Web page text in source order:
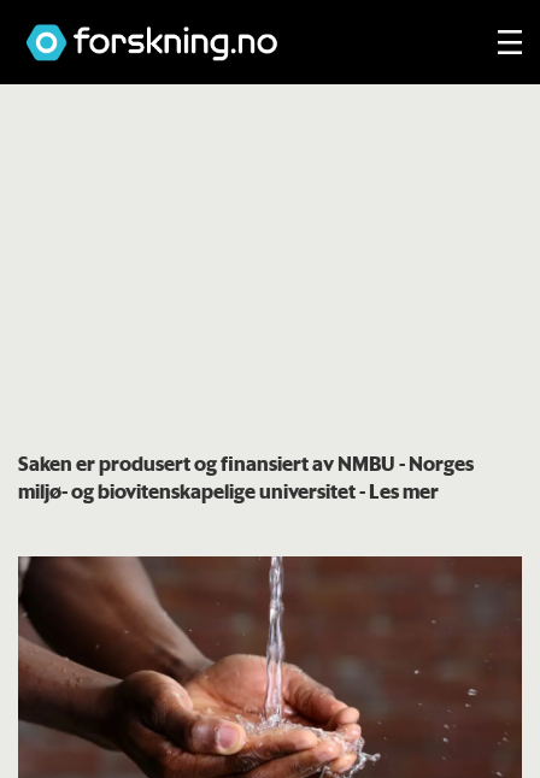
Saken er produsert og finansiert av NMBU - Norges
miljø- og biovitenskapelige universitet- Les mer